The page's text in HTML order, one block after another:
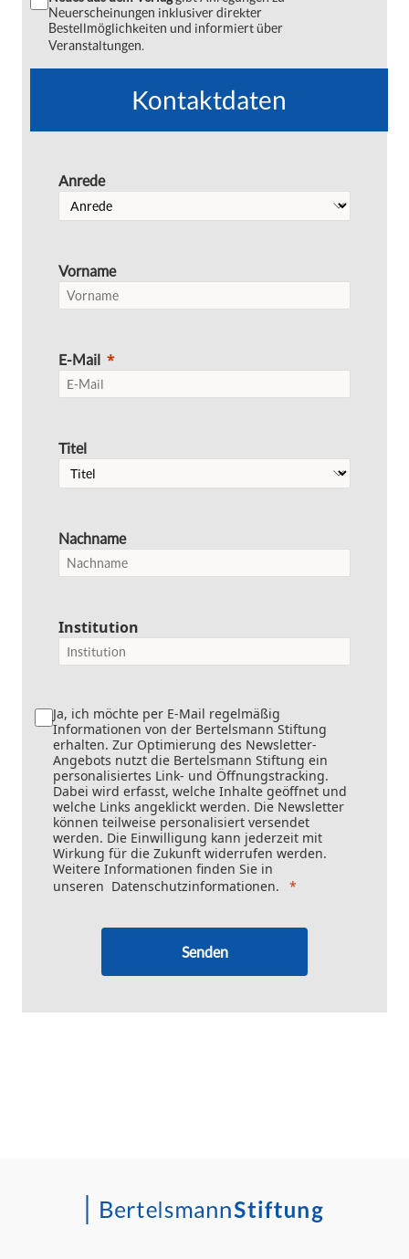
Neuerscheinungen inklusiver direkter
Bestellmöglichkeiten und informiert über
Veranstaltungen.
Kontaktdaten
Anrede
Vorname
E-Mail
Titel
Nachname
Institution
Ja, ich möchte per E-Mail regelmäßig
Informationen von der Bertelsmann Stiftung
erhalten. Zur Optimierung des Newsletter-
Angebots nutzt die Bertelsmann Stiftung ein
personalisiertes Link- und Öffnungstracking.
Dabei wird erfasst, welche Inhalte geöffnet und
welche Links angeklickt werden. Die Newsletter
können teilweise personalisiert versendet
werden. Die Einwilligung kann jederzeit mit
Wirkung für die Zukunft widerrufen werden.
Weitere Informationen finden Sie in
unseren Datenschutzinformationen.
Senden